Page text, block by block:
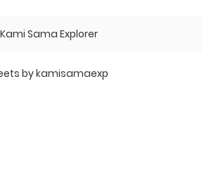
Kami Sama Explorer
by kamisamaexp